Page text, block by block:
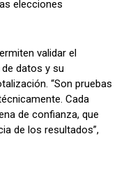
elecciones
validar el
datos y su
“Son pruebas
Cada
de confianza, que
de los resultados”,